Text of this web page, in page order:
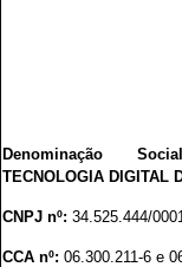
Denominação
TECNOLOGIA DIGITAL
CNPJ nº:34.525.444/
CCA nº:06.300.211-6 e